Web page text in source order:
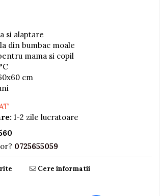
din lemn
de activitati
si alaptare
din bumbac moale
mama si copil
cm
1-2 zile lucratoare
0725655059
Cere informatii